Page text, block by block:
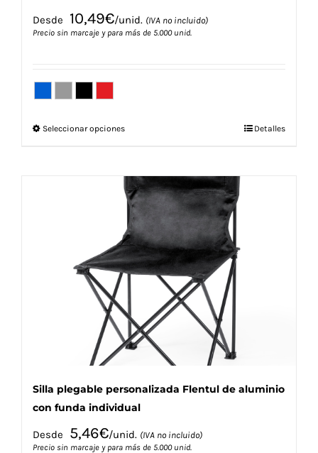
Desde 10,49€/unid. (IVA no incluido)
Precio sin marcaje y para más de 5.000 unid.
Seleccionar opcionesEste
múltiples
variantes.
Las
opciones
se
pueden
elegir
en
la
página
de
producto
Detalles
Silla plegable personalizada Flentul de aluminio
con funda individual
Desde 5,46€/unid. (IVA no incluido)
Precio sin marcaje y para más de 5.000 unid.